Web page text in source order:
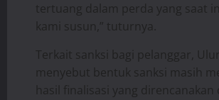
tertuang dalam perda yang saat
kami susun,” tuturnya.
Terkait sanksi bagi pelanggar,
menyebut bentuk sanksi masih
hasil finalisasi yang direncanakan